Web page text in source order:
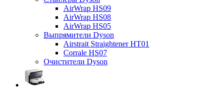
AirWrap HS09
AirWrap HS08
AirWrap HS05
Выпрямители Dyson
Airstrait Straightener HT01
Corrale HS07
Очистители Dyson